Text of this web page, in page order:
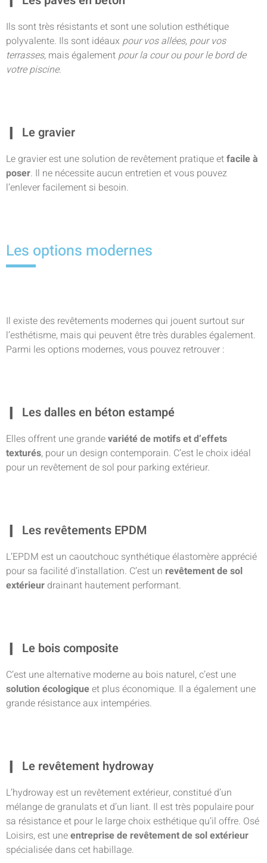
Ils sont très résistants et sont une solution esthétique
polyvalente. Ils sont idéaux pour vos allées, pour vos
terrasses, mais égalementpour la cour ou pour le bord de
votre piscine.
Le gravier
Le gravier est une solution de revêtement pratique etfacile à
poser. Il ne nécessite aucun entretien et vous pouvez
l’enlever facilement si besoin.
Les options modernes
Il existe des revêtements modernes qui jouent surtout sur
l’esthétisme, mais qui peuvent être très durables également.
Parmi les options modernes, vous pouvez retrouver :
Les dalles en béton estampé
Elles offrent une grandevariétéde motifs et d’effets
texturés, pour un design contemporain. C’est le choix idéal
pour un revêtement de sol pour parking extérieur.
Les revêtements EPDM
L’EPDM est un caoutchouc synthétique élastomère apprécié
pour sa facilité d’installation. C’est un revêtement de sol
extérieur drainant hautement performant.
Le bois composite
C’est une alternative moderne au bois naturel, c’est une
solution écologiqueet plus économique. Il a également une
grande résistance aux intempéries.
Le revêtement hydroway
L’hydroway est un revêtement extérieur, constitué d’un
mélange de granulats et d’un liant. Il est très populaire pour
sa résistance et pour le large choix esthétique qu’il offre. Osé
Loisirs, est uneentreprise de revêtement de sol extérieur
spécialisée dans cet habillage.